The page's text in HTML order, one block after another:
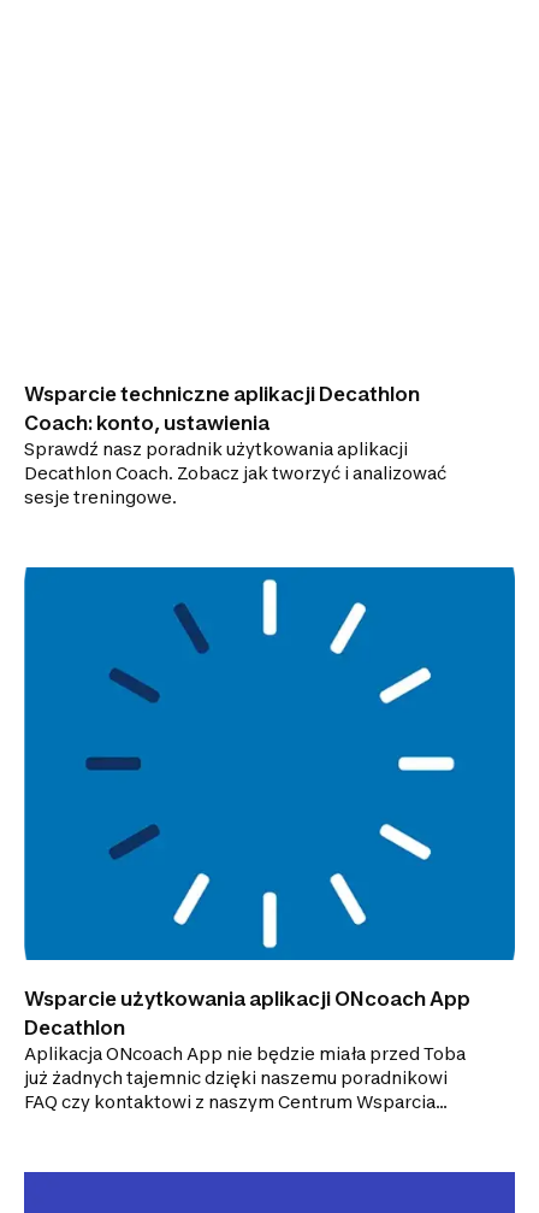
Wsparcie techniczne aplikacji Decathlon
Coach: konto, ustawienia
Sprawdź nasz poradnik użytkowania aplikacji
Decathlon Coach. Zobacz jak tworzyć i analizować
sesje treningowe.
Wsparcie użytkowania aplikacji ONcoach App
Decathlon
Aplikacja ONcoach App nie będzie miała przed Toba
już żadnych tajemnic dzięki naszemu poradnikowi
FAQ czy kontaktowi z naszym Centrum Wsparcia